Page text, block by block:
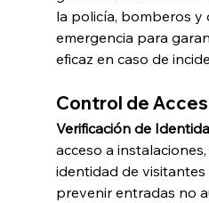
la policía, bomberos y
emergencia para
eficaz en caso de
Control de
Verificación de
acceso a
identidad de
prevenir entradas no